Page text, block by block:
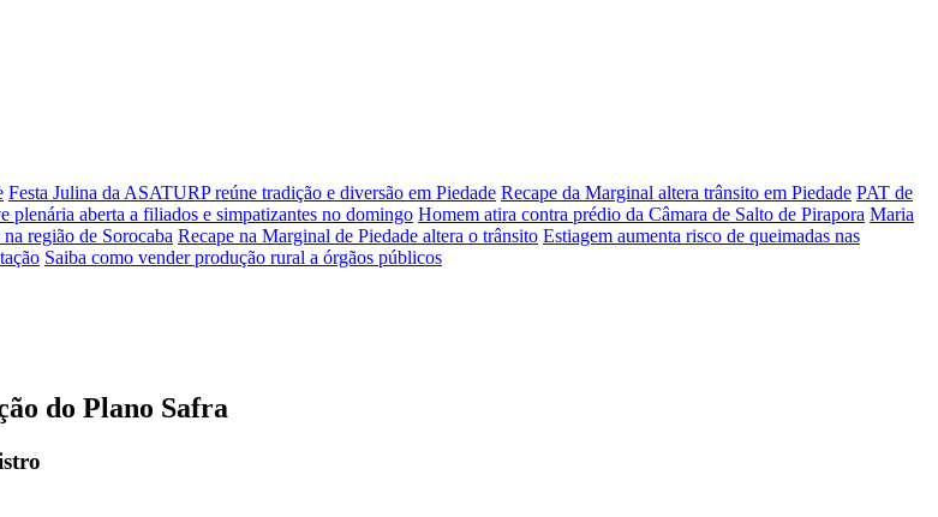
Festa Julina da ASATURP reúne tradição e diversão em Piedade Recape da Marginal altera trânsito em Piedade PAT de
plenária aberta a filiados e simpatizantes no domingo Homem atira contra prédio da Câmara de Salto de Pirapora Maria
região de Sorocaba Recape na Marginal de Piedade altera o trânsito Estiagem aumenta risco de queimadas nas
Saiba como vender produção rural a órgãos públicos
do Plano Safra